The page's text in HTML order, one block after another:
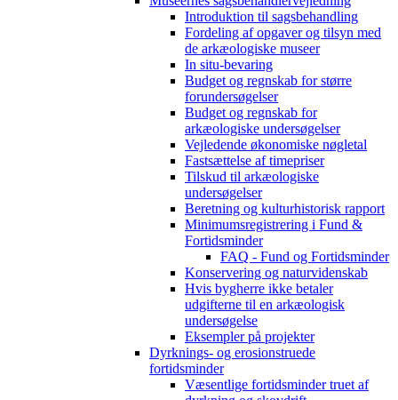
Introduktion til sagsbehandling
Fordeling af opgaver og tilsyn med
de arkæologiske museer
In situ-bevaring
Budget og regnskab for større
forundersøgelser
Budget og regnskab for
arkæologiske undersøgelser
Vejledende økonomiske nøgletal
Fastsættelse af timepriser
Tilskud til arkæologiske
undersøgelser
Beretning og kulturhistorisk rapport
Minimumsregistrering i Fund &
Fortidsminder
FAQ - Fund og Fortidsminder
Konservering og naturvidenskab
Hvis bygherre ikke betaler
udgifterne til en arkæologisk
undersøgelse
Eksempler på projekter
Dyrknings- og erosionstruede
fortidsminder
Væsentlige fortidsminder truet af